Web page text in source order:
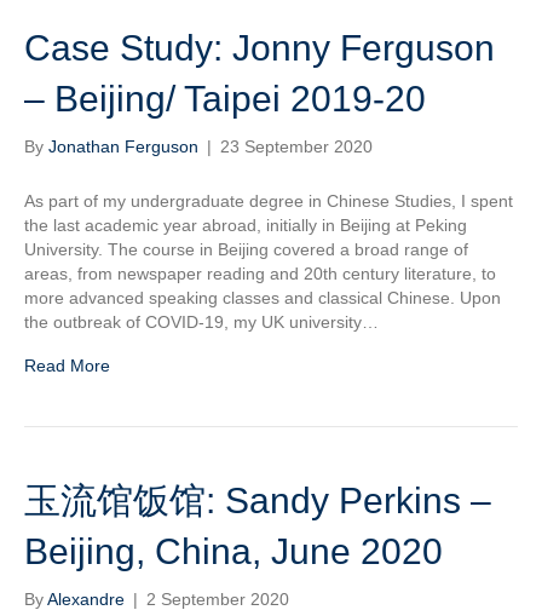
Case Study: Jonny Ferguson
– Beijing/ Taipei 2019-20
By Jonathan Ferguson | 23 September 2020
As part of my undergraduate degree in Chinese Studies, I spent
the last academic year abroad, initially in Beijing at Peking
University. The course in Beijing covered a broad range of
areas, from newspaper reading and 20th century literature, to
more advanced speaking classes and classical Chinese. Upon
the outbreak of COVID-19, my UK university…
Read More
玉流馆饭馆: Sandy Perkins –
Beijing, China, June 2020
ByAlexandre | 2 September 2020